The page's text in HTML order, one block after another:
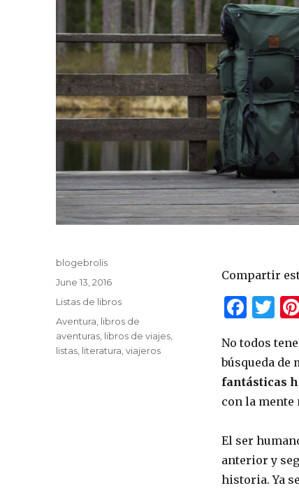
Compartir
F
c
e
b
o
k
T
it
te
r
No todos
búsqueda de
fantásticas
con la
El ser
anterior y
historia. Ya
Author
blogebrolis
Posted
on
June 13, 2016
Categories
Listas de libros
Tags
Aventura libros de
aventuras libros de viajes
listas literatura ,viajeros